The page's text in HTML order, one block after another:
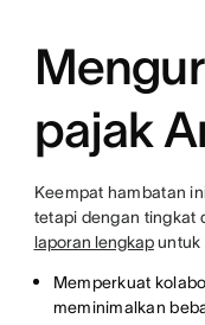
pajak
Keempat hambatan
tetapi dengan tingkat
laporan lengkapuntuk
Memperkuat
meminimalkan